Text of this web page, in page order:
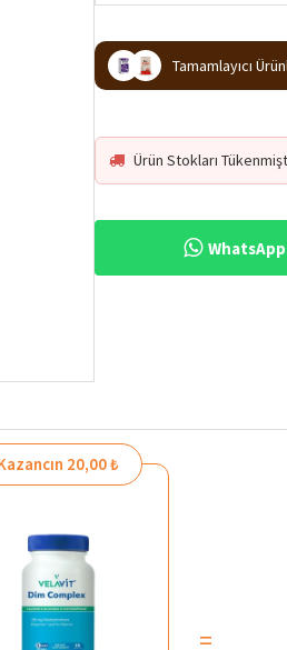
Tamamlayıcı
Ürün Stokları
WhatsApp
20,00 ₺
=